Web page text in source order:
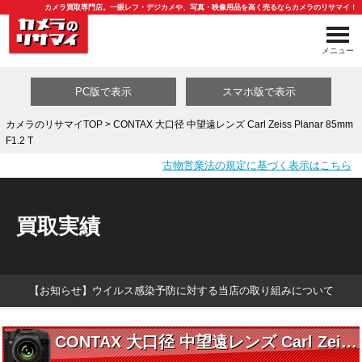
カメラ買取専門店。一眼レフ・デジカメや、写真・映像用品を高く売るならカメラのリサマイ！
メニュー
PC版で表示 スマホ版で表示
カメラのリサマイTOP> CONTAX 大口径 中望遠レンズ Carl Zeiss Planar 85mm
F1.2 T
古物営業法の規定に基づく表示はこちら
買取実績
【お知らせ】ウイルス感染予防に対する当店の取り組みについて
CONTAX 大口径 中望遠レンズ Carl Zeiss Planar 85mm F1.2 T